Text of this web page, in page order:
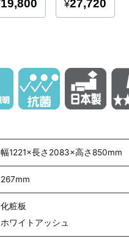
幅1221×長さ2083×高さ850mm
267mm
化粧板
ホワイトアッシュ